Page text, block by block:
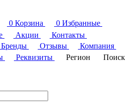
0 Корзина 0 Избранные
Акции
Контакты
Бренды Отзывы
Компания
Реквизиты Регион
Поиск